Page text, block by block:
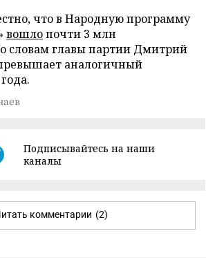
что в Народную программу
вошлопочти 3 млн
словам главы партии Дмитрий
аналогичный
Подписывайтесь на наши
каналы
комментарии (2)